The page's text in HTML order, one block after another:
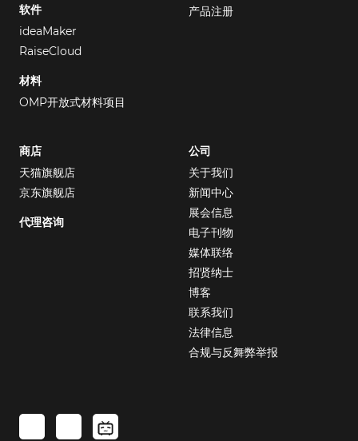
软件
ideaMaker
RaiseCloud
材料
OMP开放式材料项目
产品注册
商店
天猫旗舰店
京东旗舰店
代理咨询
公司
关于我们
新闻中心
展会信息
电子刊物
媒体联络
招贤纳士
博客
联系我们
法律信息
合规与反舞弊举报